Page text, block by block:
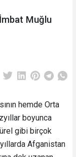
Muğlu
hemde Orta
boyunca
gibi birçok
Afganistan